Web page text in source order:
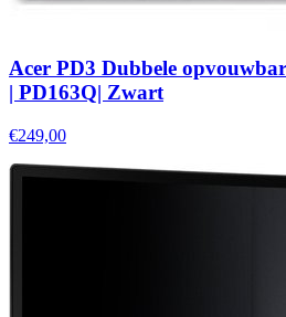
Acer PD3 Dubbele
| PD163Q| Zwart
€249,00